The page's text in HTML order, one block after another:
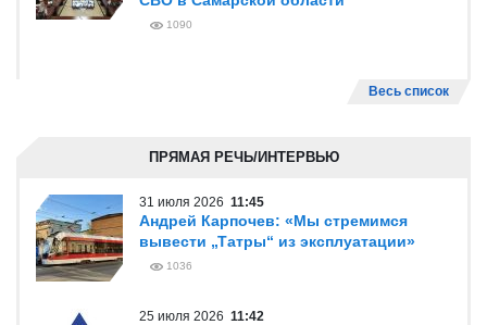
1090
Весь список
ПРЯМАЯ РЕЧЬ/ИНТЕРВЬЮ
31 июля 2026 11:45
Андрей Карпочев: «Мы стремимся
вывести „Татры“ из эксплуатации»
1036
25 июля 2026 11:42